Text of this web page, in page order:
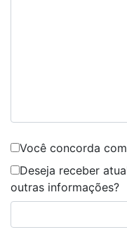
Você concorda
Deseja receber
outras informações?